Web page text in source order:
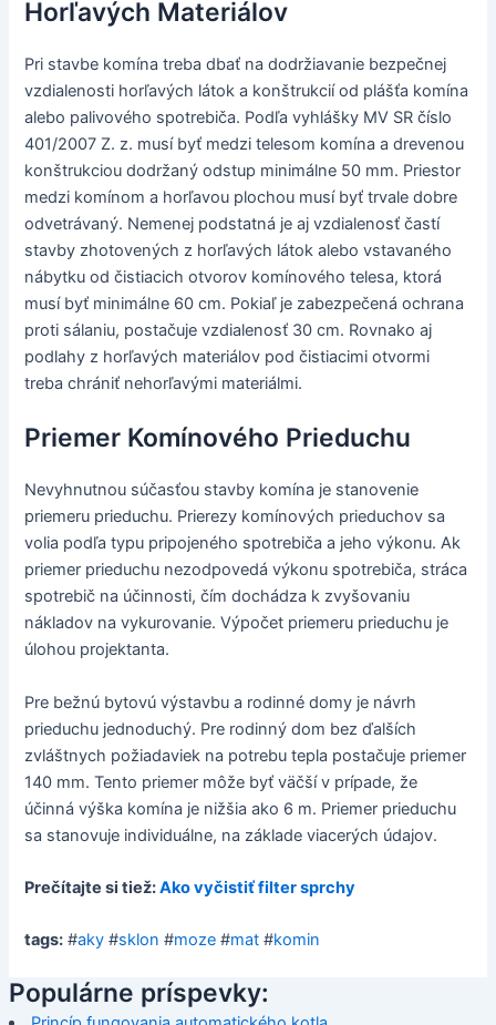
Horľavých Materiálov
Pri stavbe komína treba dbať na dodržiavanie bezpečnej
vzdialenosti horľavých látok a konštrukcií od plášťa komína
alebo palivového spotrebiča. Podľa vyhlášky MV SR číslo
401/2007 Z. z. musí byť medzi telesom komína a drevenou
konštrukciou dodržaný odstup minimálne 50 mm. Priestor
medzi komínom a horľavou plochou musí byť trvale dobre
odvetrávaný. Nemenej podstatná je aj vzdialenosť častí
stavby zhotovených z horľavých látok alebo vstavaného
nábytku od čistiacich otvorov komínového telesa, ktorá
musí byť minimálne 60 cm. Pokiaľ je zabezpečená ochrana
proti sálaniu, postačuje vzdialenosť 30 cm. Rovnako aj
podlahy z horľavých materiálov pod čistiacimi otvormi
treba chrániť nehorľavými materiálmi.
Priemer Komínového Prieduchu
Nevyhnutnou súčasťou stavby komína je stanovenie
priemeru prieduchu. Prierezy komínových prieduchov sa
volia podľa typu pripojeného spotrebiča a jeho výkonu. Ak
priemer prieduchu nezodpovedá výkonu spotrebiča, stráca
spotrebič na účinnosti, čím dochádza k zvyšovaniu
nákladov na vykurovanie. Výpočet priemeru prieduchu je
úlohou projektanta.
Pre bežnú bytovú výstavbu a rodinné domy je návrh
prieduchu jednoduchý. Pre rodinný dom bez ďalších
zvláštnych požiadaviek na potrebu tepla postačuje priemer
140 mm. Tento priemer môže byť väčší v prípade, že
účinná výška komína je nižšia ako 6 m. Priemer prieduchu
sa stanovuje individuálne, na základe viacerých údajov.
Prečítajte si tiež:Ako vyčistiť filter sprchy
tags: #aky #sklon #moze #mat #komin
Populárne príspevky: